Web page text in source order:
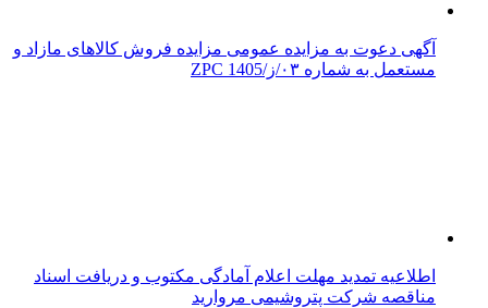
آگهی دعوت به مزایده عمومی مزایده فروش کالاهای مازاد و
مستعمل به شماره ۰۳/ز/ZPC 1405
اطلاعیه تمدید مهلت اعلام آمادگی مکتوب و دریافت اسناد
مناقصه شرکت پتروشیمی مروارید